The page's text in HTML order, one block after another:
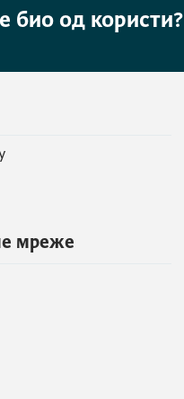
био од користи?
мреже